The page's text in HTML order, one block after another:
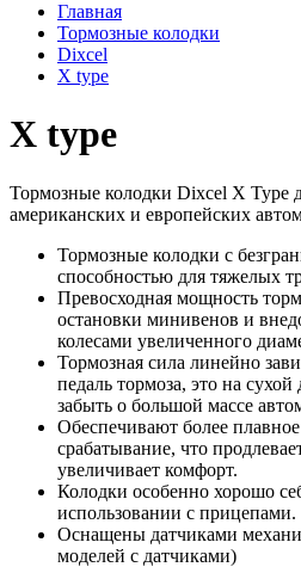
Главная
Тормозные колодки
Dixcel
X type
X type
Тормозные колодки Dixcel X Type
американских и европейских
Тормозные колодки с
способностью для тяжелых
Превосходная мощность
остановки минивенов и
колесами увеличенного
Тормозная сила линейно
педаль тормоза, это на сухой
забыть о большой массе
Обеспечивают более
срабатывание, что
увеличивает комфорт.
Колодки особенно хорошо
использовании с прицепами.
Оснащены датчиками
моделей с датчиками)